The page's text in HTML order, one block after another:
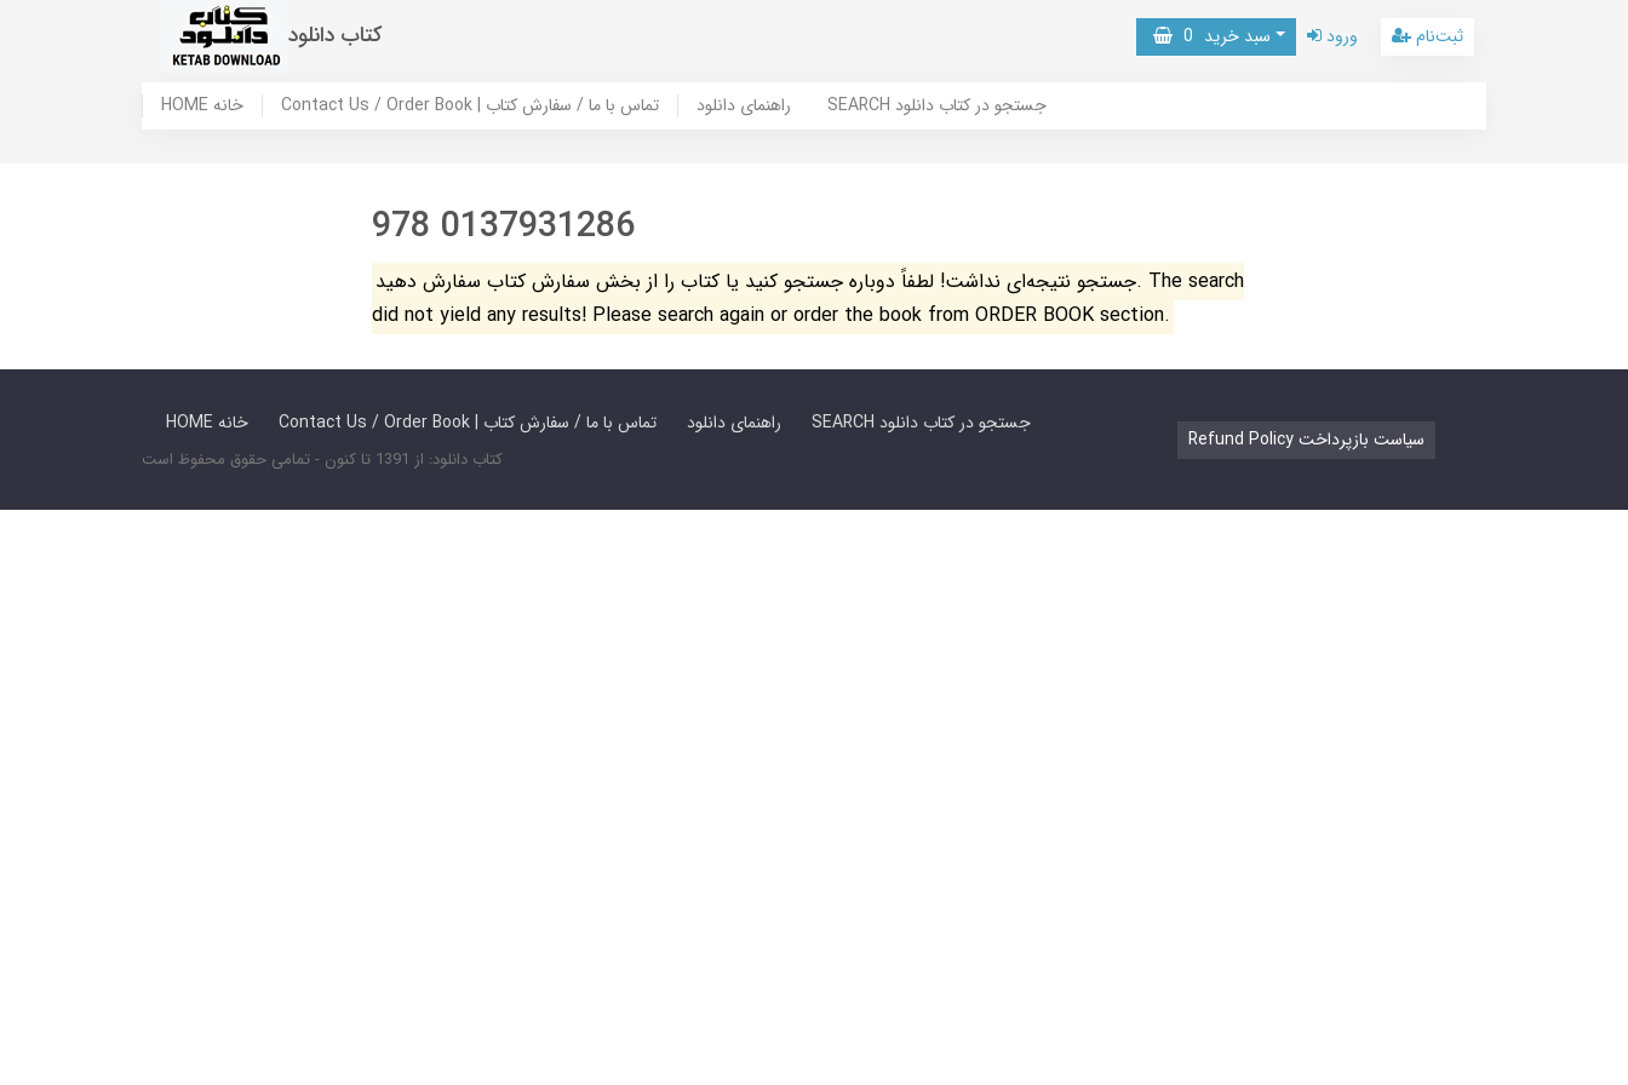
کتاب دانلود سبد خرید 0 ورود ثبت‌نام
HOME خانه Contact Us / Order Book | تماس با ما / سفارش کتاب راهنمای دانلود SEARCH جستجو در کتاب دانلود
978 0137931286
جستجو نتیجه‌ای نداشت! لطفاً دوباره جستجو کنید یا کتاب را از بخش سفارش کتاب سفارش دهید. The search
did not yield any results! Please search again or order the book from ORDER BOOK section.
HOME خانه Contact Us / Order Book | تماس با ما / سفارش کتاب راهنمای دانلود SEARCH جستجو در کتاب دانلود
کتاب دانلود: از 1391 تا کنون - تمامی حقوق محفوظ است
Refund Policy سیاست بازپرداخت